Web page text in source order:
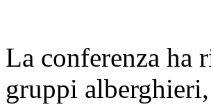
La conferenza ha
gruppi